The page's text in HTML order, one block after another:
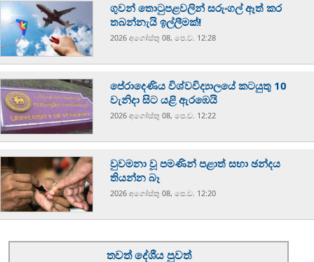
ගුවන් තොටුපළවලින් සරුංගල් ඈත් කර
තබන්නැයි ඉල්ලීමක්!
2026 අගෝස්‍තු 08, පෙ.ව. 12:28
පේරාදෙණිය විශ්වවිද්‍යාලයේ කටයුතු 10
වැනිදා සිට යළි ඇරඹෙයි
2026 අගෝස්‍තු 08, පෙ.ව. 12:22
වුවමනා වූ පමණින් පළාත් සභා ඡන්දය
තියන්න බෑ
2026 අගෝස්‍තු 08, පෙ.ව. 12:20
තවත් දේශීය පුවත්